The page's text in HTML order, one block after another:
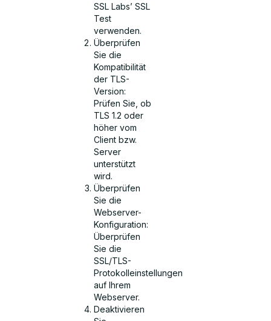
SSL Labs’ SSL
Test
verwenden.
Überprüfen
Sie die
Kompatibilität
der TLS-
Version:
Prüfen Sie, ob
TLS 1.2 oder
höher vom
Client bzw.
Server
unterstützt
wird.
Überprüfen
Sie die
Webserver-
Konfiguration:
Überprüfen
Sie die
SSL/TLS-
Protokolleinstellungen
auf Ihrem
Webserver.
Deaktivieren